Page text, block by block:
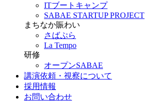
ITブートキャンプ
SABAE STARTUP PROJECT
まちなか賑わい
さばぷら
La Tempo
研修
オープンSABAE
講演依頼・視察について
採用情報
お問い合わせ